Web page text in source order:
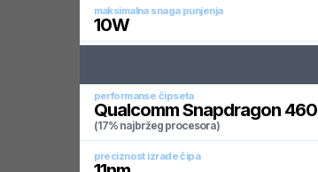
maksimalna snaga punjenja
10W
performanse čipseta
Qualcomm Snapdragon 460
(17% najbržeg procesora)
preciznost izrade čipa